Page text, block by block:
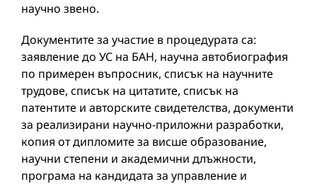
научно звено.
Документите за участие в процедурата са:
заявление до УС на БАН, научна автобиография
по примерен въпросник, списък на научните
трудове, списък на цитатите, списък на
патентите и авторските свидетелства, документи
за реализирани научно-приложни разработки,
копия от дипломите за висше образование,
научни степени и академични длъжности,
програма на кандидата за управление и